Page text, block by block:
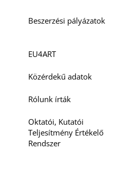
Beszerzési pályázatok
EU4ART
Közérdekű adatok
Rólunk írták
Oktatói, Kutatói
Teljesítmény Értékelő
Rendszer